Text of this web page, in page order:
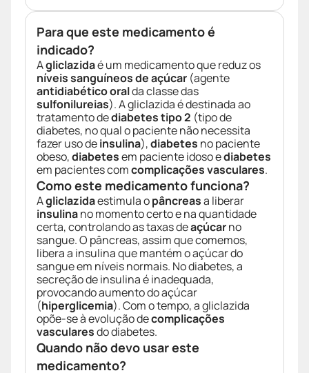
Para que este medicamento é
indicado?
Agliclazidaé um medicamento que reduz os
níveis sanguíneos de açúcar (agente
antidiabético oralda classe das
sulfonilureias). A gliclazida é destinada ao
tratamento dediabetes tipo 2 (tipo de
diabetes, no qual o paciente não necessita
fazer uso deinsulina),diabetes no paciente
obeso,diabetesem paciente idoso ediabetes
em pacientes comcomplicações vasculares.
Como este medicamento funciona?
Agliclazidaestimula opâncreasa liberar
insulinano momento certo e na quantidade
certa, controlando as taxas deaçúcarno
sangue. O pâncreas, assim que comemos,
libera a insulina que mantém o açúcar do
sangue em níveis normais. No diabetes, a
secreção de insulina é inadequada,
provocando aumento do açúcar
(hiperglicemia). Com o tempo, a gliclazida
opõe-se à evolução decomplicações
vascularesdo diabetes.
Quando não devo usar este
medicamento?